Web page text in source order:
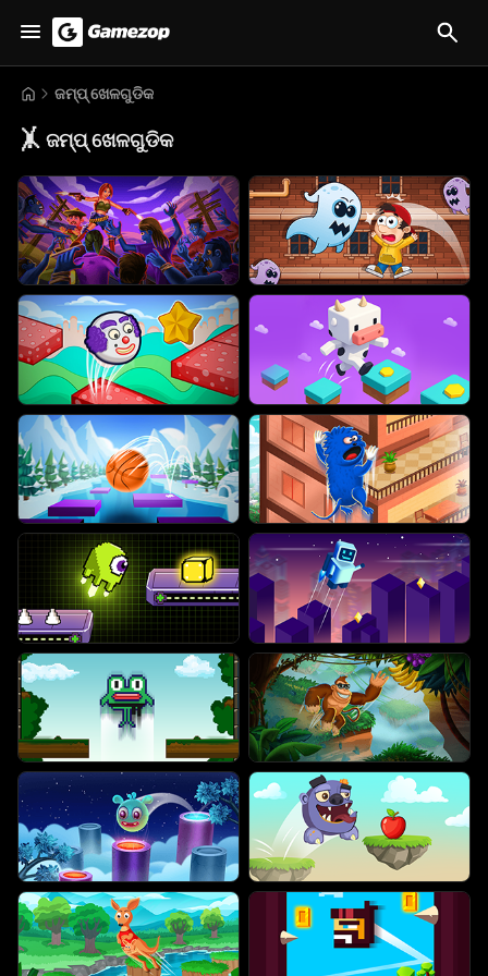
ଜମ୍ପ୍ ଖେଳଗୁଡିକ
🤸 ଜମ୍ପ୍ ଖେଳଗୁଡିକ